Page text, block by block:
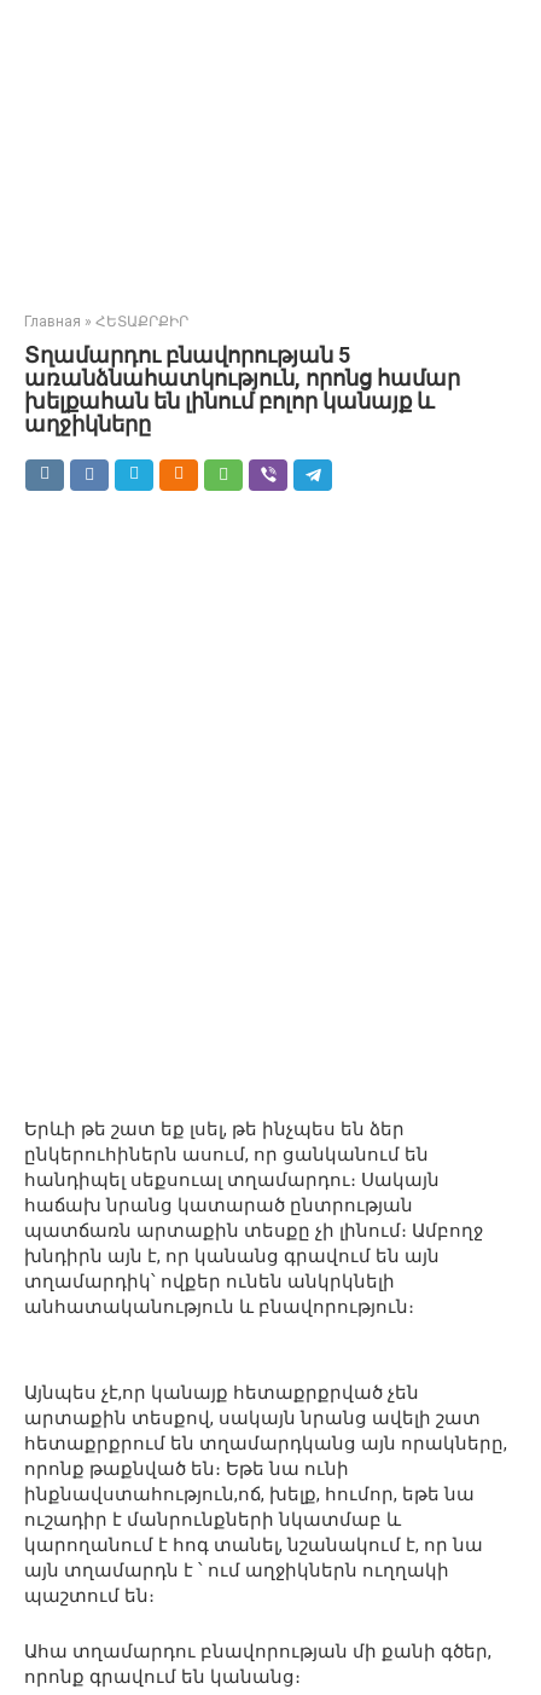
Главная » ՀԵՏԱՔՐՔԻՐ
Տղամարդու բնավորության 5
առանձնահատկություն, որոնց համար
խելքահան են լինում բոլոր կանայք և
աղջիկները
Երևի թե շատ եք լսել, թե ինչպես են ձեր
ընկերուհիներն ասում, որ ցանկանում են
հանդիպել սեքսուալ տղամարդու։ Սակայն
հաճախ նրանց կատարած ընտրության
պատճառն արտաքին տեսքը չի լինում։ Ամբողջ
խնդիրն այն է, որ կանանց գրավում են այն
տղամարդիկ՝ ովքեր ունեն անկրկնելի
անհատականություն և բնավորություն։
Այնպես չէ,որ կանայք հետաքրքրված չեն
արտաքին տեսքով, սակայն նրանց ավելի շատ
հետաքրքրում են տղամարդկանց այն որակները,
որոնք թաքնված են։ Եթե նա ունի
ինքնավստահություն,ոճ, խելք, հումոր, եթե նա
ուշադիր է մանրունքների նկատմաբ և
կարողանում է հոգ տանել, նշանակում է, որ նա
այն տղամարդն է ՝ ում աղջիկներն ուղղակի
պաշտում են։
Ահա տղամարդու բնավորության մի քանի գծեր,
որոնք գրավում են կանանց։